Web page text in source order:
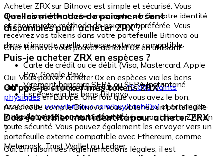
Acheter ZRX sur Bitnovo est simple et sécurisé. Vous
devez simplement créer un compte, vérifier votre identité
et choisir votre méthode de paiement préférée. Vous
recevrez vos tokens dans votre portefeuille Bitnovo ou
dans n'importe quelle adresse externe compatible.
Quelles méthodes de paiement sont
disponibles pour acheter ZRX ?
Chez Bitnovo vous pouvez acheter 0x en utilisant :
Carte de crédit ou de débit (Visa, Mastercard, Apple
Pay, Google Pay)
Virement bancaire SEPA ou SEPA Instantané
Espèces via les bons Bitnovo
Puis-je acheter ZRX en espèces ?
Oui. Vous pouvez acheter 0x en espèces via les bons
Bitnovo, disponibles dans plus de40 000 points
physiquesen Europe. Une fois que vous avez le bon,
accédez à : www.bitnovo.com/buy/cash/0x/et échangez-
le rapidement et en toute sécurité.
Où puis-je stocker mes tokens ZRX ?
Avec votre compte Bitnovo, vous obtenez un portefeuille
intégré où vous pouvez stocker et gérer vos tokens ZRX en
toute sécurité. Vous pouvez également les envoyer vers un
portefeuille externe compatible avec Ethereum, comme
Metamask, Trust Wallet ou Ledger.
Dois-je vérifier mon identité pour acheter ZRX
?
Oui. En raison des réglementations légales, il est